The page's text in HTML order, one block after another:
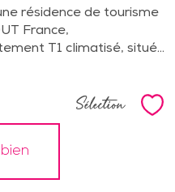
résidence de tourisme
France,
T1 climatisé, situé...
Sélection